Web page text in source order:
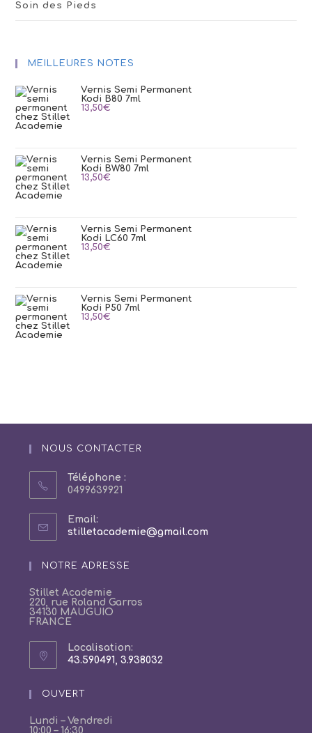
Soin des Pieds
MEILLEURES NOTES
Vernis Semi Permanent
Kodi B80 7ml
13,50€
Vernis Semi Permanent
Kodi BW80 7ml
13,50€
Vernis Semi Permanent
Kodi LC60 7ml
13,50€
Vernis Semi Permanent
Kodi P50 7ml
13,50€
NOUS CONTACTER
Téléphone :
0499639921
Email:
stilletacademie@gmail.comS’ouvre
NOTRE ADRESSE
Stillet Academie
220, rue Roland Garros
34130 MAUGUIO
FRANCE
Localisation:
43.590491, 3.938032
un
nouvel
OUVERT
Lundi – Vendredi
10:00 – 16:30